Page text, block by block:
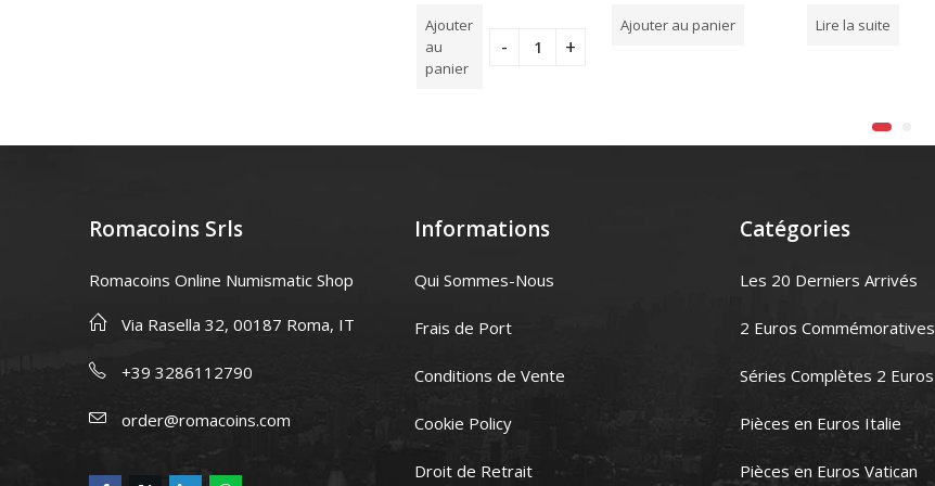
5Ajouter
au
panier
5Ajouter au panier 5Lire la suite
Romacoins Srls
Romacoins Online Numismatic Shop
Via Rasella 32, 00187 Roma, IT
+39 3286112790
order@romacoins.com
Informations
Qui Sommes-Nous
Frais de Port
Conditions de Vente
Cookie Policy
Droit de Retrait
Catégories
Les 20 Derniers Arrivés
2 Euros Commémoratives
Séries Complètes 2 Euros
Pièces en Euros Italie
Pièces en Euros Vatican